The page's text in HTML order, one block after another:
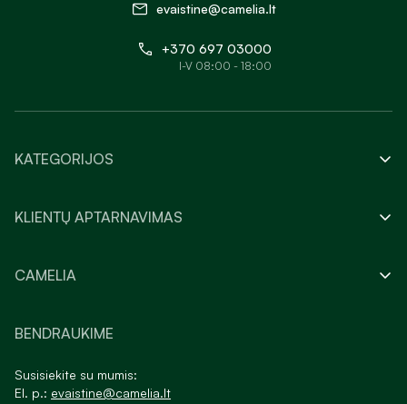
evaistine@camelia.lt
+370 697 03000
I-V 08:00 - 18:00
KATEGORIJOS
KLIENTŲ APTARNAVIMAS
CAMELIA
BENDRAUKIME
Susisiekite su mumis:
El. p.: evaistine@camelia.lt